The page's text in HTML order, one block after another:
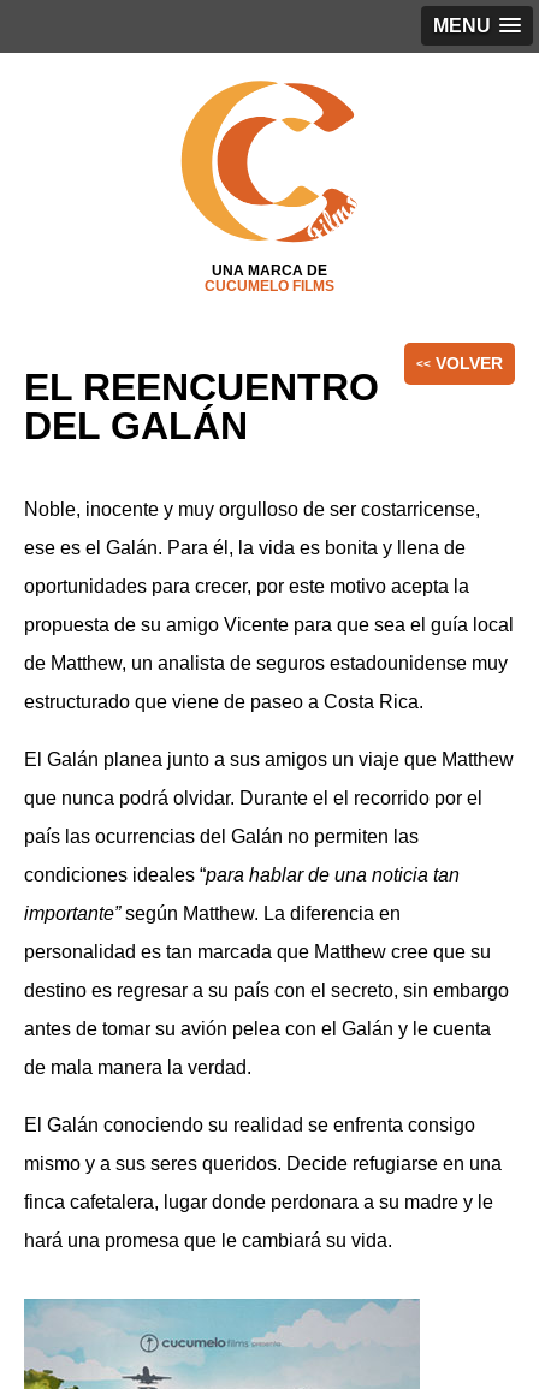
MENU
UNA MARCA DE
CUCUMELO FILMS
<< VOLVER
EL REENCUENTRO
DEL GALÁN
Noble, inocente y muy orgulloso de ser costarricense,
ese es el Galán. Para él, la vida es bonita y llena de
oportunidades para crecer, por este motivo acepta la
propuesta de su amigo Vicente para que sea el guía local
de Matthew, un analista de seguros estadounidense muy
estructurado que viene de paseo a Costa Rica.
El Galán planea junto a sus amigos un viaje que Matthew
que nunca podrá olvidar. Durante el el recorrido por el
país las ocurrencias del Galán no permiten las
condiciones ideales “para hablar de una noticia tan
importante”según Matthew. La diferencia en
personalidad es tan marcada que Matthew cree que su
destino es regresar a su país con el secreto, sin embargo
antes de tomar su avión pelea con el Galán y le cuenta
de mala manera la verdad.
El Galán conociendo su realidad se enfrenta consigo
mismo y a sus seres queridos. Decide refugiarse en una
finca cafetalera, lugar donde perdonara a su madre y le
hará una promesa que le cambiará su vida.